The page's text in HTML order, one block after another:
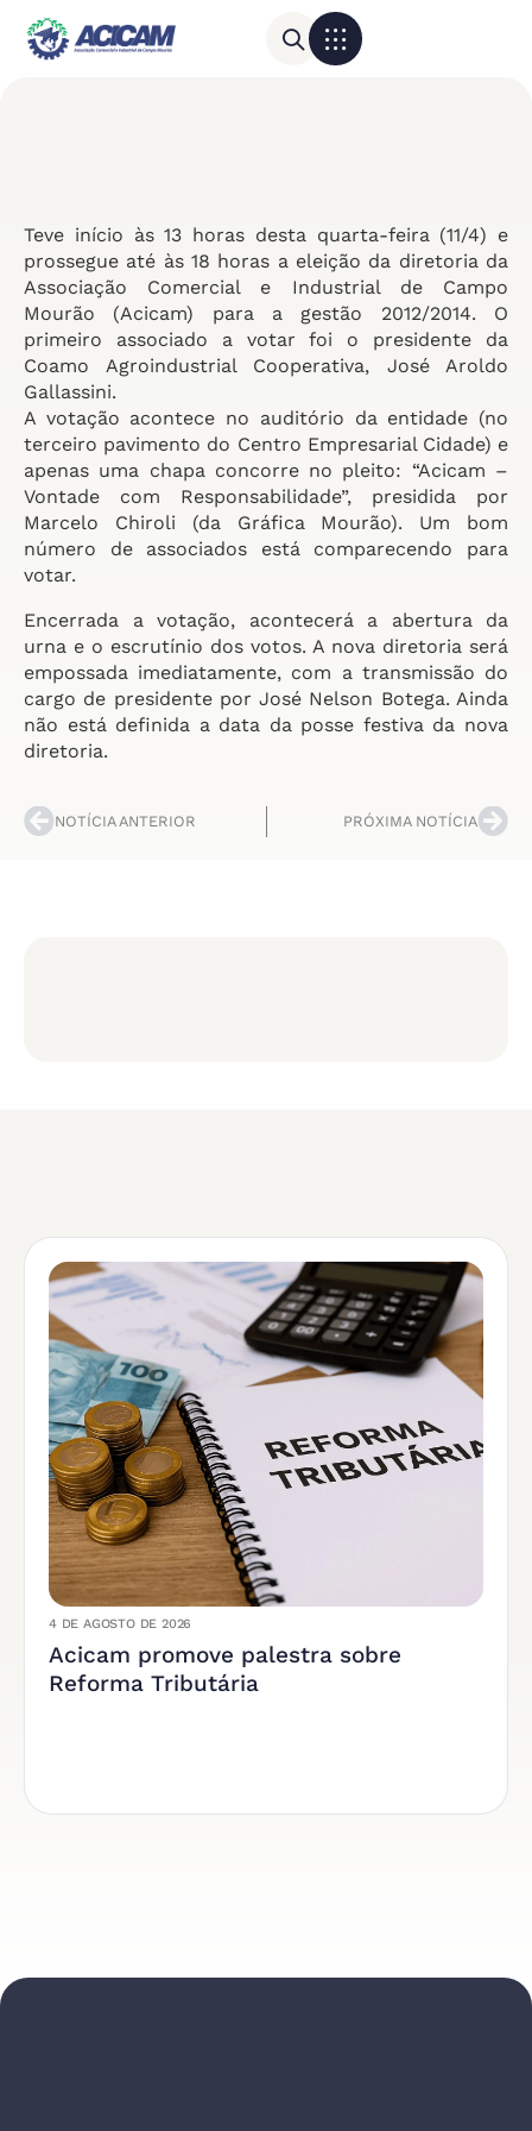
Teve início às 13 horas desta quarta-feira (11/4) e
prossegue até às 18 horas a eleição da diretoria da
Associação Comercial e Industrial de Campo
Mourão (Acicam) para a gestão 2012/2014. O
primeiro associado a votar foi o presidente da
Coamo Agroindustrial Cooperativa, José Aroldo
Gallassini.
A votação acontece no auditório da entidade (no
terceiro pavimento do Centro Empresarial Cidade) e
apenas uma chapa concorre no pleito: “Acicam –
Vontade com Responsabilidade”, presidida por
Marcelo Chiroli (da Gráfica Mourão). Um bom
número de associados está comparecendo para
votar.
Encerrada a votação, acontecerá a abertura da
urna e o escrutínio dos votos. A nova diretoria será
empossada imediatamente, com a transmissão do
cargo de presidente por José Nelson Botega. Ainda
não está definida a data da posse festiva da nova
diretoria.
NOTÍCIA ANTERIOR PRÓXIMA NOTÍCIA
4 DE AGOSTO DE 2026
Acicam promove palestra sobre
Reforma Tributária